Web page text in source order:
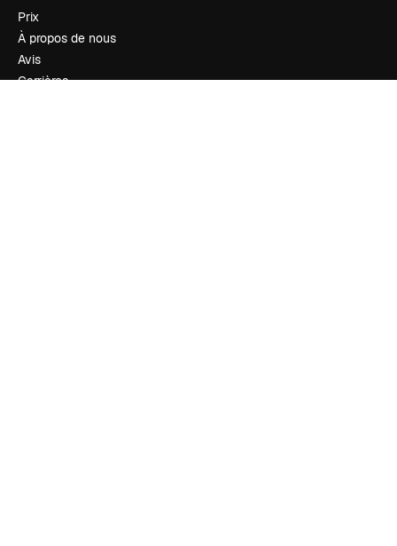
Prix
À propos de nous
Avis
Carrières